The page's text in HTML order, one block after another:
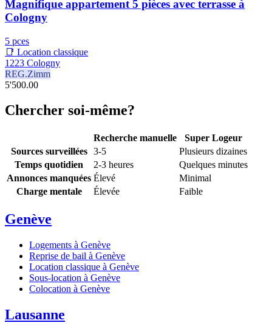
Magnifique appartement 5 pièces avec terrasse à
Cologny
5 pces
📑 Location classique
1223 Cologny
REG.Zimm
5'500.00
Chercher soi-même?
Recherche manuelle
Super Logeur
Sources surveillées
3-5
Plusieurs dizaines
Temps quotidien
2-3 heures
Quelques minutes
Annonces manquées Élevé
Minimal
Charge mentale
Élevée Faible
Genève
Logements à Genève
Reprise de bail à Genève
Location classique à Genève
Sous-location à Genève
Colocation à Genève
Lausanne